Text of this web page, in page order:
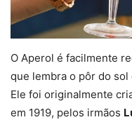
O Aperol é facilmente
que lembra o pôr do
Ele foi originalmente
em 1919, pelos irmãos